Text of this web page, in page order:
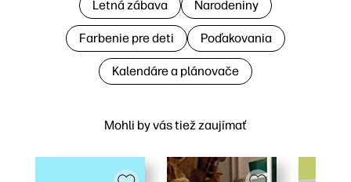
Mohli by vás tiež zaujímať
Letná zábava Narodeniny
Farbenie pre deti Poďakovania
Kalendáre a plánovače